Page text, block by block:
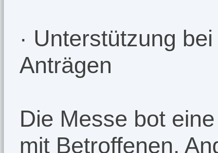
· Unterstützung
Anträgen
Die Messe bot
mit Betroffenen,